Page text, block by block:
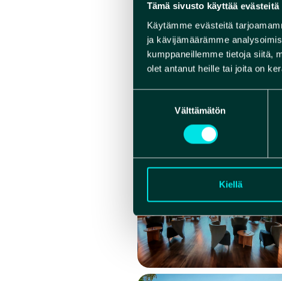
Tämä sivusto käyttää evästeitä
Käytämme evästeitä
ja kävijämäärämme
kumppaneillemme tietoja siitä,
olet antanut heille tai joita on
Välttämätön
Kiellä